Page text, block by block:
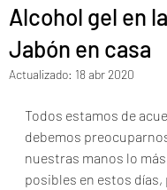
Alcohol gel en
Jabón en casa
Actualizado: 18 abr 2020
Todos estamos de
debemos
nuestras manos lo
posibles en estos días,